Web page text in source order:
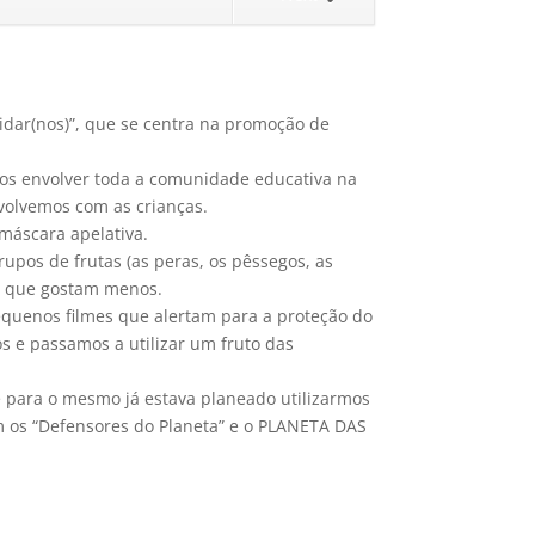
que se centra na promoção de
envolver toda a comunidade educativa na
com as crianças.
apelativa.
de frutas (as peras, os pêssegos, as
gostam menos.
filmes que alertam para a proteção do
e passamos a utilizar um fruto das
o mesmo já estava planeado utilizarmos
do Planeta” e o PLANETA DAS